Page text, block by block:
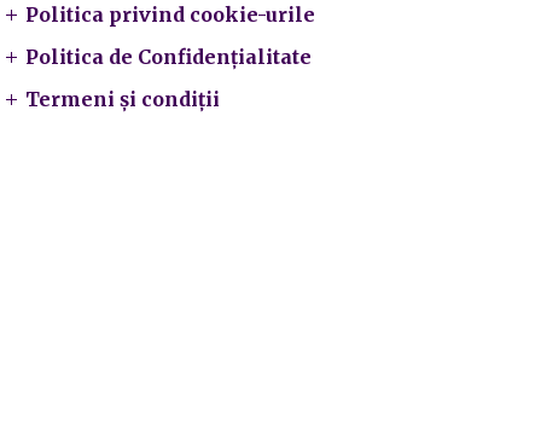
Politica privind cookie-urile
Politica de Confidențialitate
Termeni și condiții